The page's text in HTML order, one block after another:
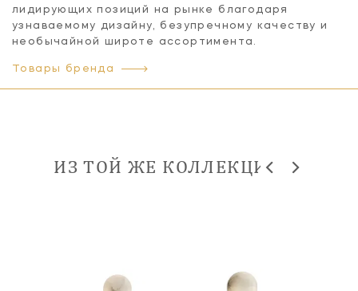
лидирующих позиций на рынке благодаря
узнаваемому дизайну, безупречному качеству и
необычайной широте ассортимента.
Товары бренда
ИЗ ТОЙ ЖЕ КОЛЛЕКЦИИ